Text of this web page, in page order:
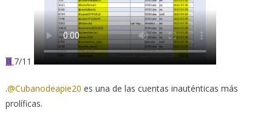
7/11
.@Cubanodeapie20 es una de las cuentas inauténticas más
prolíficas.